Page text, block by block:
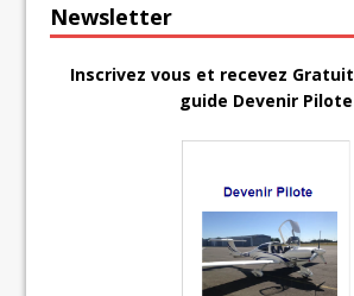
Newsletter
Inscrivez vous et recevez
guide Devenir Pilote